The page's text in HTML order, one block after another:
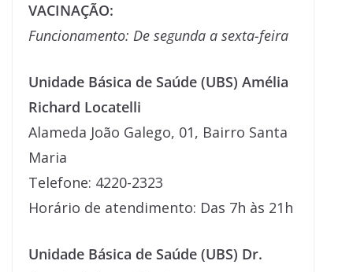
VACINAÇÃO:
Funcionamento: De segunda a sexta-feira
Unidade Básica de Saúde (UBS) Amélia
Richard Locatelli
Alameda João Galego, 01, Bairro Santa
Maria
Telefone: 4220-2323
Horário de atendimento: Das 7h às 21h
Unidade Básica de Saúde (UBS) Dr.